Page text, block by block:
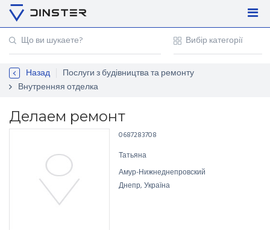
Регістрація
Контакти
Назад
Послуги з будівництва та ремонту
Внутренняя отделка
Делаем ремонт
0687283708
Татьяна
Амур-Нижнеднепровский
Днепр, Україна